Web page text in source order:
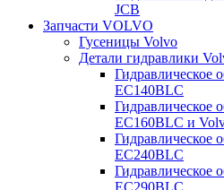
JCB
Запчасти VOLVO
Гусеницы Volvo
Детали гидравлики
Гидравлическое
EC140BLC
Гидравлическое
EC160BLC и
Гидравлическое
EC240BLC
Гидравлическое
EC290BLC